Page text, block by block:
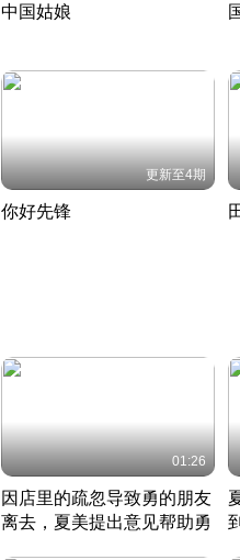
中国姑娘
更新至4期
你好先锋
01:26
因店里的疏忽导致勇的朋友
离去，夏美提出意见帮助勇